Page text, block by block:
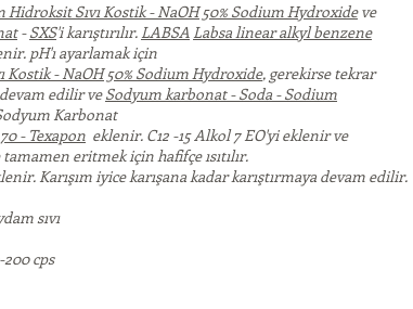
Hidroksit Sıvı Kostik - NaOH 50% Sodium Hydroxideve
-SXS'i karıştırılır. LABSA Labsa linear alkyl benzene
pH'ı ayarlamak için
Kostik - NaOH 50% Sodium Hydroxide, gerekirse tekrar
edilir veSodyum karbonat - Soda - Sodium
Karbonat
- Texapon eklenir. C12 -15 Alkol 7 EO'yi eklenir ve
eritmek için hafifçe ısıtılır.
Karışım iyice karışana kadar karıştırmaya devam edilir.
sıvı
200 cps